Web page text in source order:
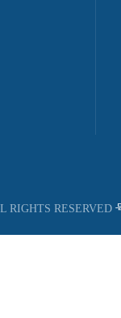
RIGHTS RESERVED